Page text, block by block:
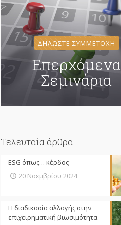
ΔΗΛΩΣΤΕ ΣΥΜΜΕΤΟΧΗ
Επερχόμενα
Σεμινάρια
Τελευταία άρθρα
ESG όπως… κέρδος
20 Νοεμβρίου 2024
Η διαδικασία αλλαγής στην
επιχειρηματική βιωσιμότητα.